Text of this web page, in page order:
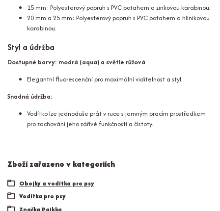
15 mm: Polyesterový popruh s PVC potahem a zinkovou karabinou.
20 mm a 25 mm: Polyesterový popruh s PVC potahem a hliníkovou
karabinou.
Styl a údržba
Dostupné barvy: modrá (aqua) a světle růžová
Elegantní fluorescenční pro maximální viditelnost a styl.
Snadná údržba:
Vodítko lze jednoduše prát v ruce s jemným pracím prostředkem
pro zachování jeho zářivé funkčnosti a čistoty.
Zboží zařazeno v kategoriích
Obojky a vodítka pro psy
Vodítka pro psy
Značka Paikka